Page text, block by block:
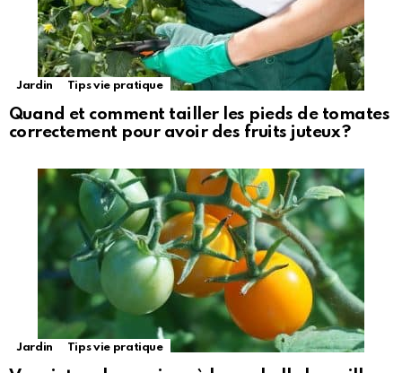
Jardin Tips vie pratique
Quand et comment tailler les pieds de tomates
correctement pour avoir des fruits juteux ?
Jardin Tips vie pratique